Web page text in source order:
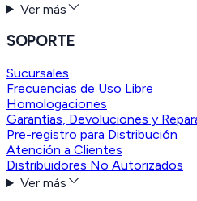
Ver más
SOPORTE
Sucursales
Frecuencias de Uso Libre
Homologaciones
Garantías, Devoluciones y
Pre-registro para Distribución
Atención a Clientes
Distribuidores No Autorizados
Ver más